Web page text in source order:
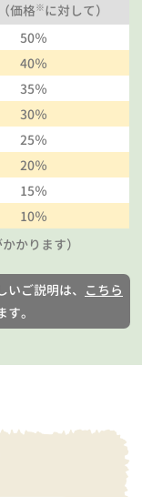
価格※に対して）
50％
40％
35％
30％
25％
20％
15％
10％
かります）
ご説明は、 こちら
。